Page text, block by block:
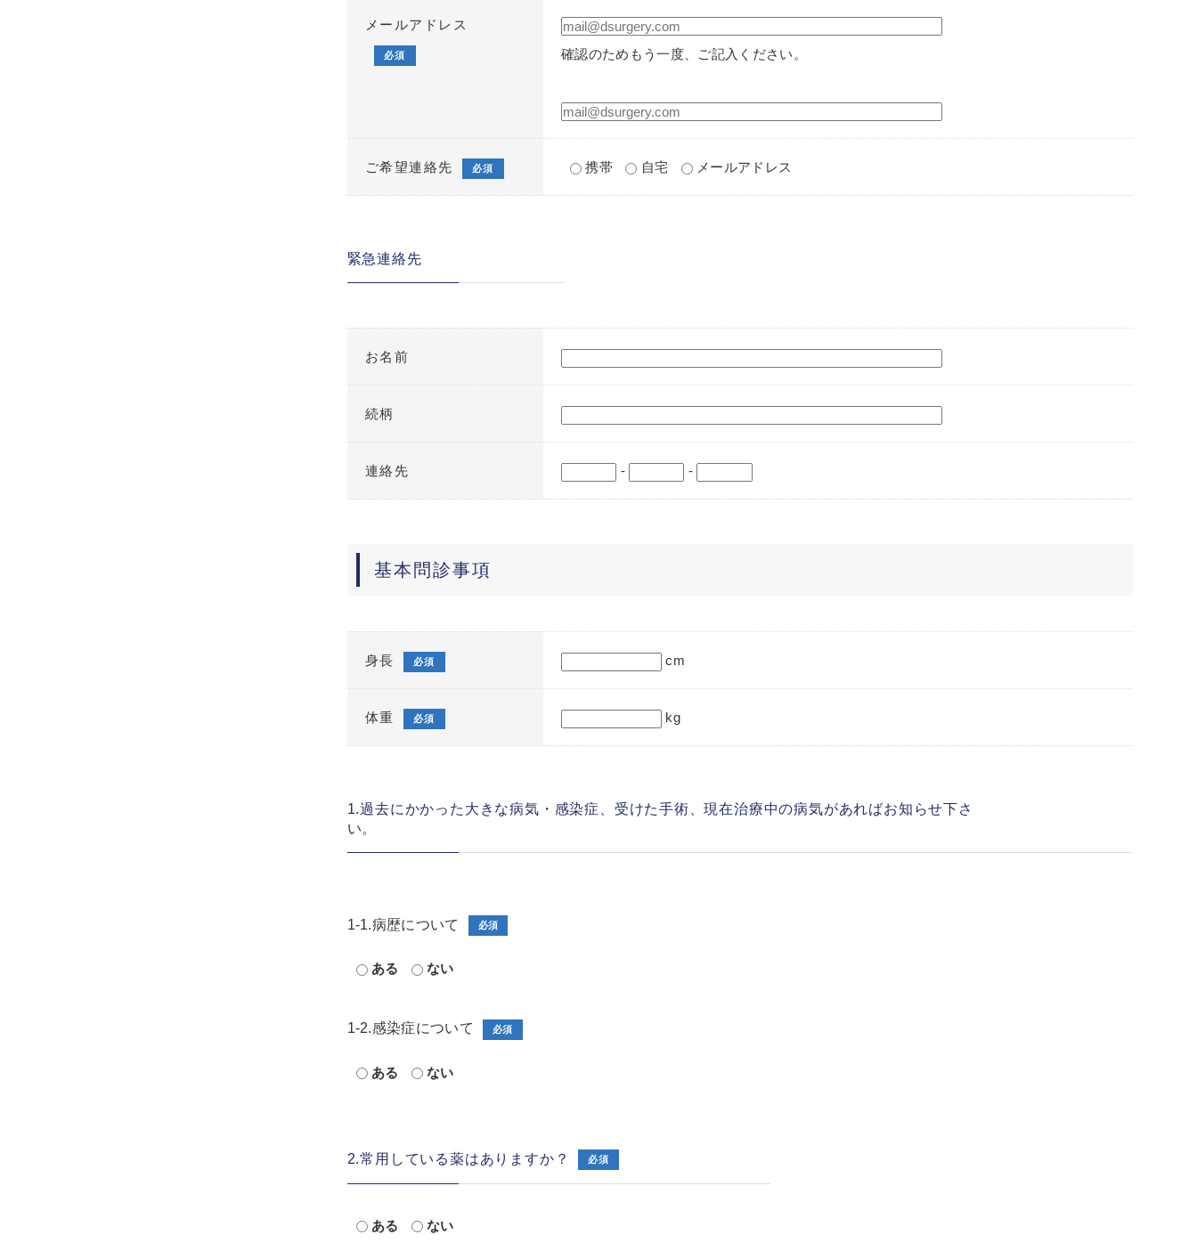
メールアドレス
必須 確認のためもう一度、ご記入ください。
ご希望連絡先 必須 携帯 自宅 メールアドレス
緊急連絡先
お名前
続柄
連絡先 - -
基本問診事項
身長 必須 cm
体重 必須 kg
1.過去にかかった大きな病気・感染症、受けた手術、現在治療中の病気があればお知らせ下さ
い。
1-1.病歴について 必須
ある ない
1-2.感染症について 必須
ある ない
2.常用している薬はありますか？ 必須
ある ない